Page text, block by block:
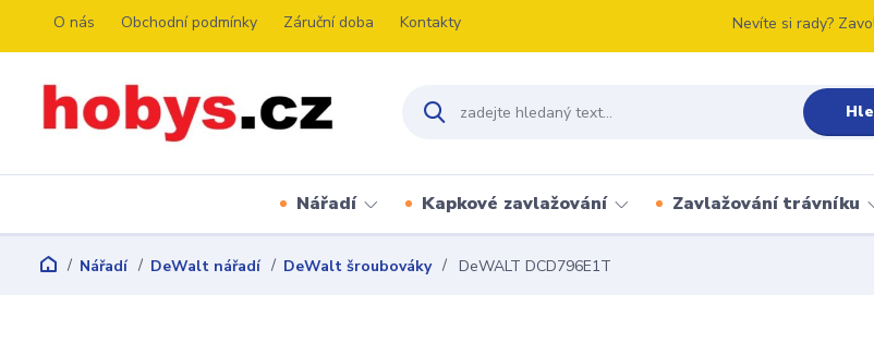
O nás Obchodní podmínky Záruční doba Kontakty Nevíte si rady?
Nářadí Kapkové zavlažování Zavlažování trávníku
Nářadí DeWalt nářadí DeWalt šroubováky DeWALT DCD796E1T